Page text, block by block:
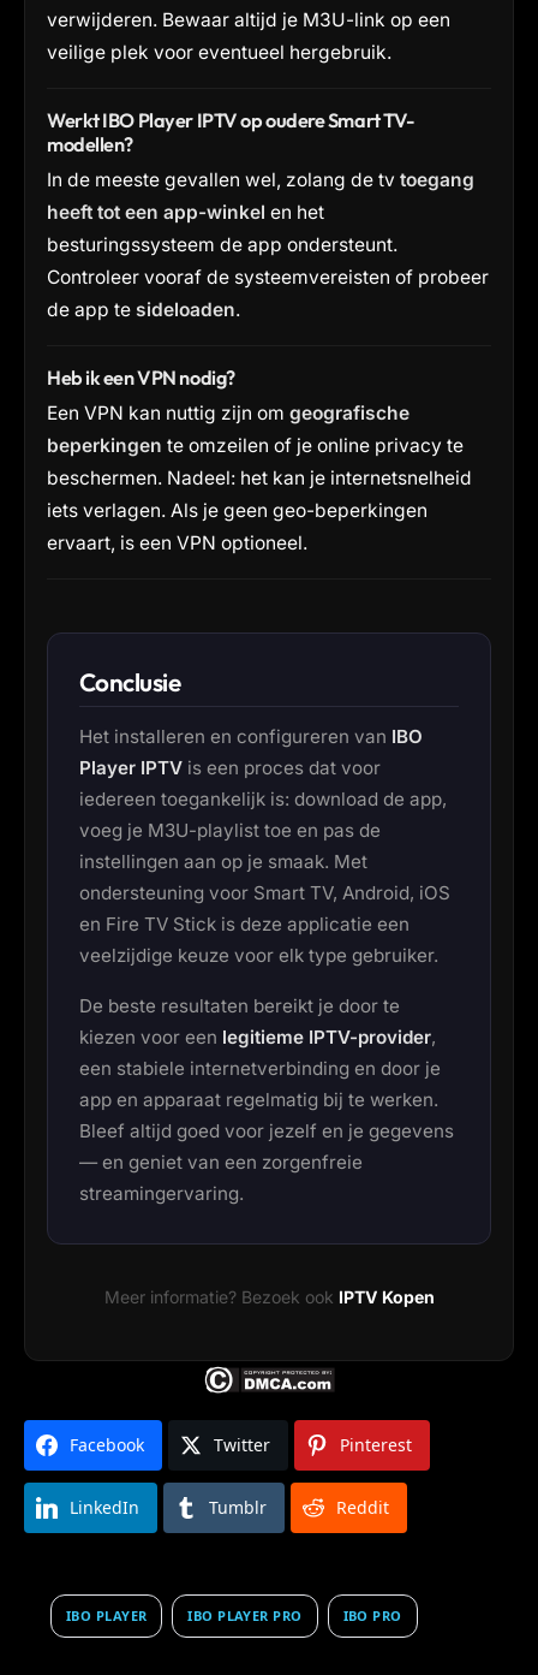
verwijderen. Bewaar altijd je M3U-link op een
veilige plek voor eventueel hergebruik.
Werkt IBO Player IPTV op oudere Smart TV-
modellen?
In de meeste gevallen wel, zolang de tv toegang
heeft tot een app-winkel en het
besturingssysteem de app ondersteunt.
Controleer vooraf de systeemvereisten of probeer
de app te sideloaden.
Heb ik een VPN nodig?
Een VPN kan nuttig zijn om geografische
beperkingen te omzeilen of je online privacy te
beschermen. Nadeel: het kan je internetsnelheid
iets verlagen. Als je geen geo-beperkingen
ervaart, is een VPN optioneel.
Conclusie
Het installeren en configureren van IBO
Player IPTV is een proces dat voor
iedereen toegankelijk is: download de app,
voeg je M3U-playlist toe en pas de
instellingen aan op je smaak. Met
ondersteuning voor Smart TV, Android, iOS
en Fire TV Stick is deze applicatie een
veelzijdige keuze voor elk type gebruiker.
De beste resultaten bereikt je door te
kiezen voor een legitieme IPTV-provider,
een stabiele internetverbinding en door je
app en apparaat regelmatig bij te werken.
Bleef altijd goed voor jezelf en je gegevens
— en geniet van een zorgenfreie
streamingervaring.
Meer informatie? Bezoek ook IPTV Kopen
Facebook Twitter Pinterest
LinkedIn Tumblr Reddit
IBO PLAYER IBO PLAYER PRO IBO PRO